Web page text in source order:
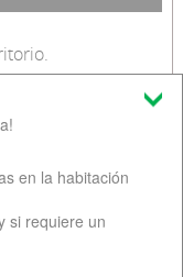
en la habitación
si requiere un
Turística S.L.